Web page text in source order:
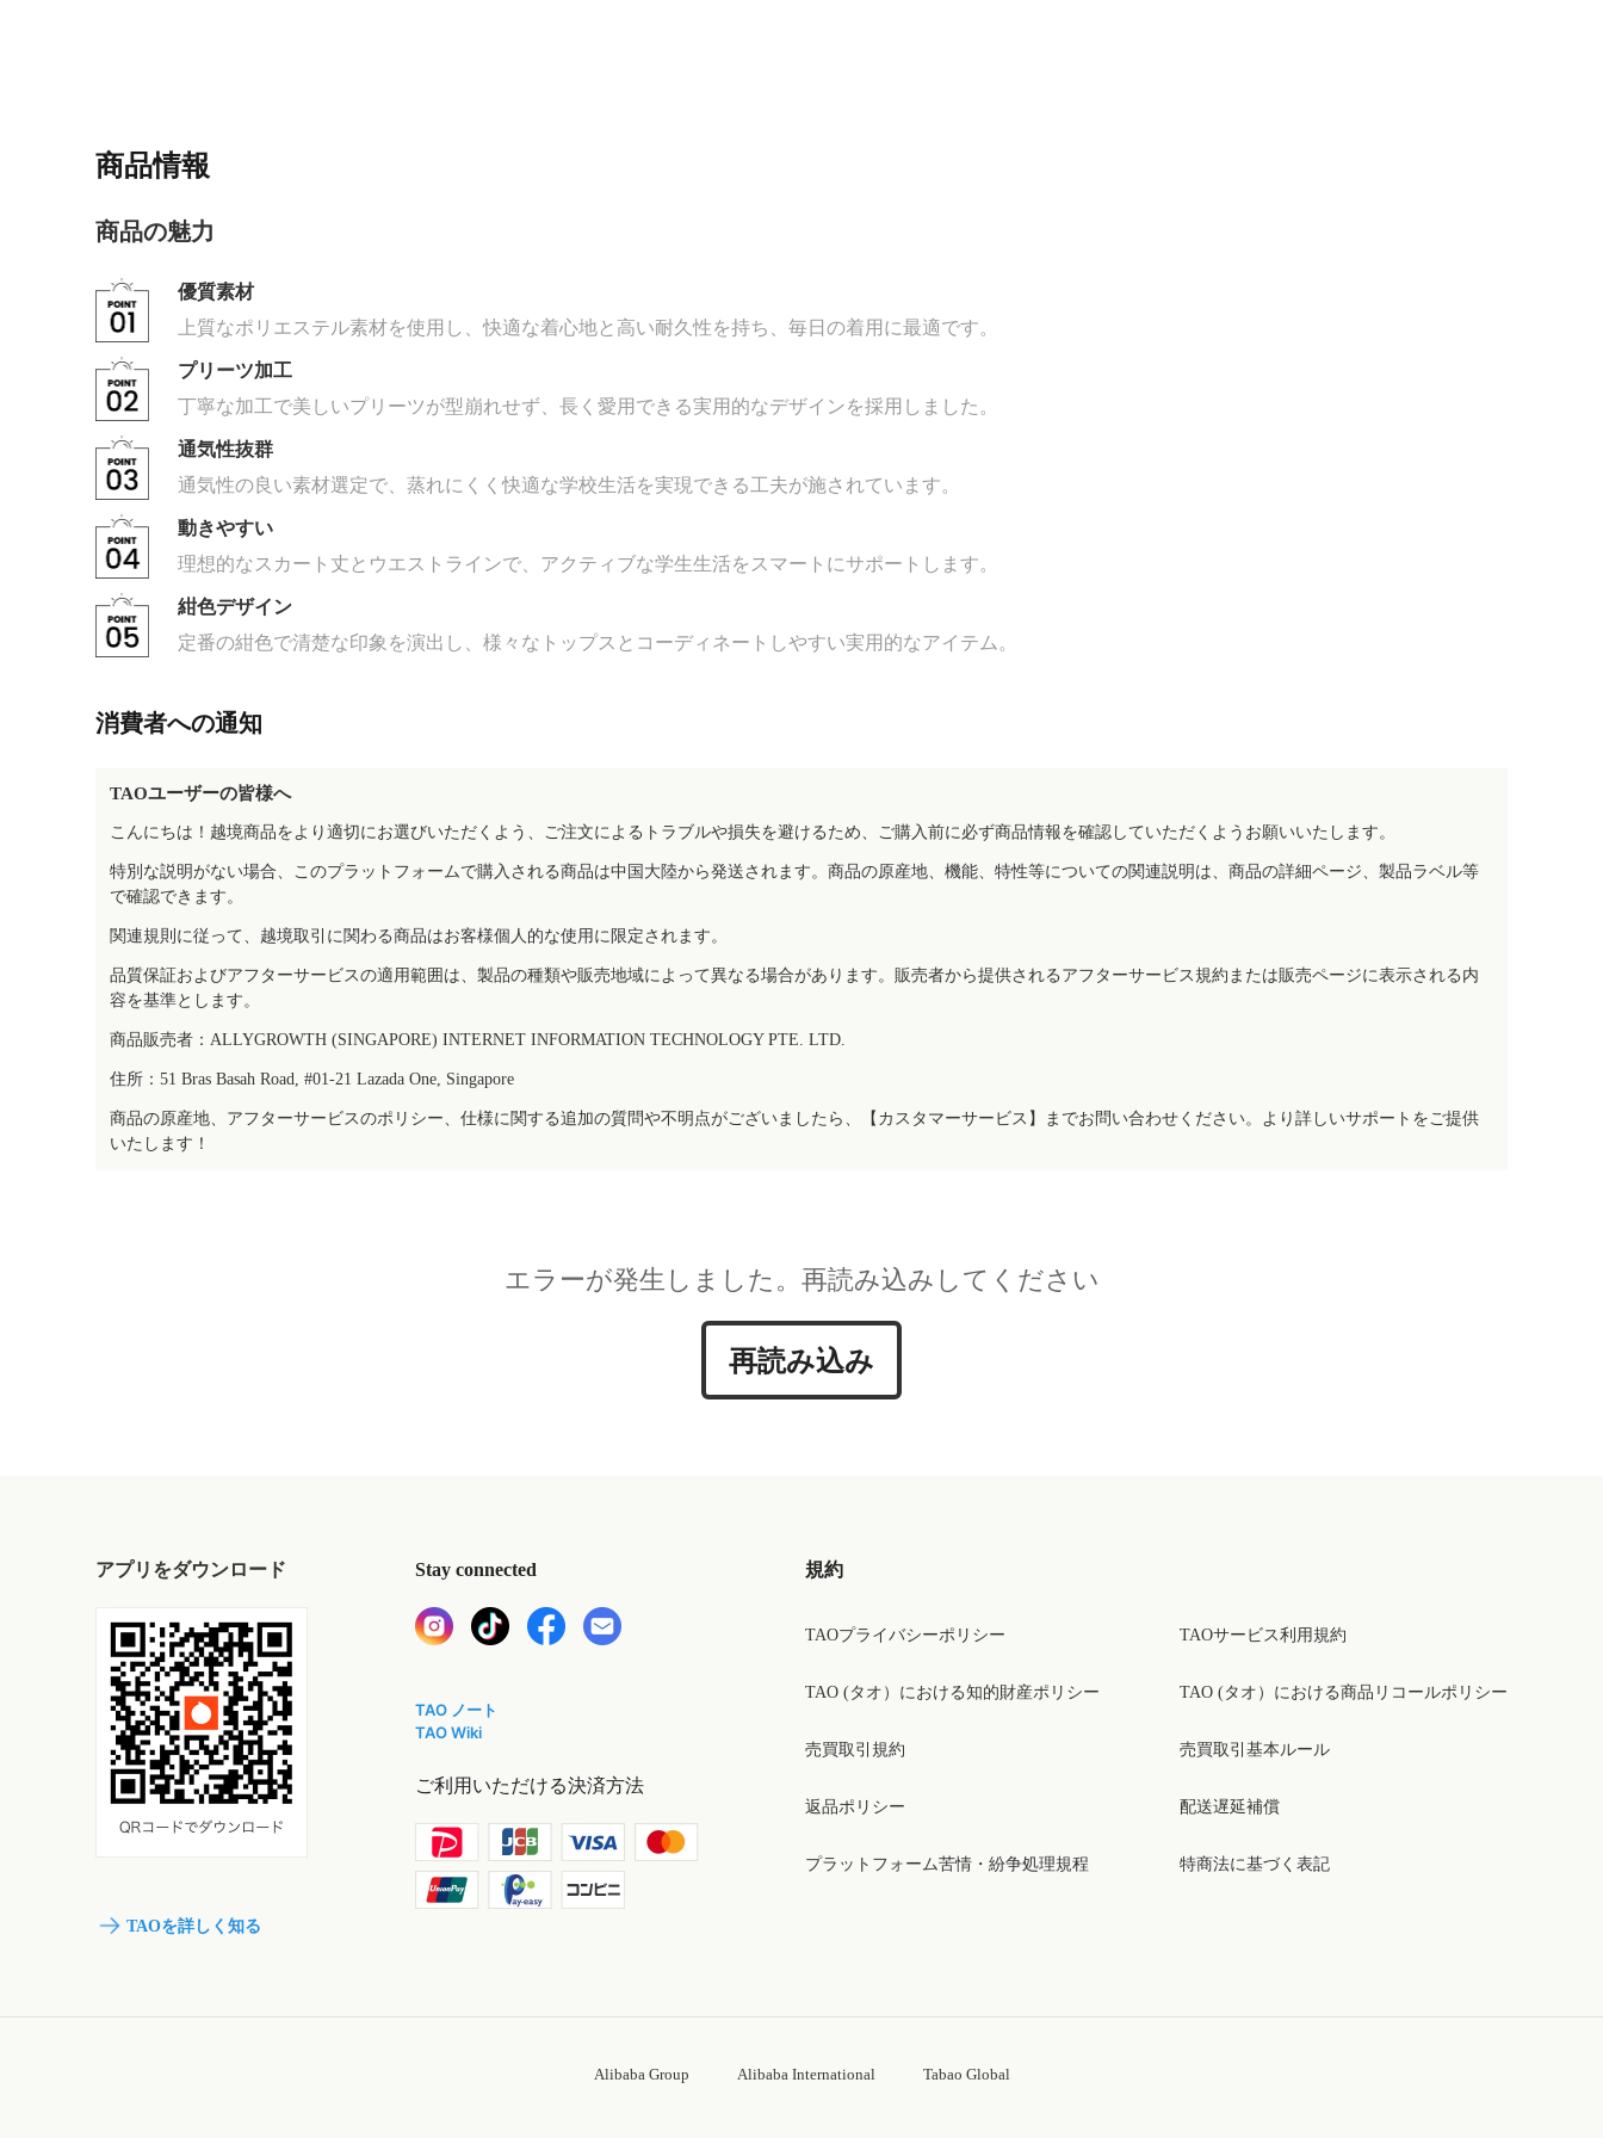
商品情報
商品の魅力
優質素材
上質なポリエステル素材を使用し、快適な着心地と高い耐久性を持ち、毎日の着用に最適です。
プリーツ加工
丁寧な加工で美しいプリーツが型崩れせず、長く愛用できる実用的なデザインを採用しました。
通気性抜群
通気性の良い素材選定で、蒸れにくく快適な学校生活を実現できる工夫が施されています。
動きやすい
理想的なスカート丈とウエストラインで、アクティブな学生生活をスマートにサポートします。
紺色デザイン
定番の紺色で清楚な印象を演出し、様々なトップスとコーディネートしやすい実用的なアイテム。
消費者への通知
TAOユーザーの皆様へ
こんにちは！越境商品をより適切にお選びいただくよう、ご注文によるトラブルや損失を避けるため、ご購入前に必ず商品情報を確認していただくようお願いいたします。
特別な説明がない場合、このプラットフォームで購入される商品は中国大陸から発送されます。商品の原産地、機能、特性等についての関連説明は、商品の詳細ページ、製品ラベル等
で確認できます。
関連規則に従って、越境取引に関わる商品はお客様個人的な使用に限定されます。
品質保証およびアフターサービスの適用範囲は、製品の種類や販売地域によって異なる場合があります。販売者から提供されるアフターサービス規約または販売ページに表示される内
容を基準とします。
商品販売者：ALLYGROWTH (SINGAPORE) INTERNET INFORMATION TECHNOLOGY PTE. LTD.
住所：51 Bras Basah Road, #01-21 Lazada One, Singapore
商品の原産地、アフターサービスのポリシー、仕様に関する追加の質問や不明点がございましたら、【カスタマーサービス】までお問い合わせください。より詳しいサポートをご提供
いたします！
エラーが発生しました。再読み込みしてください
再読み込み
アプリをダウンロード
TAOを詳しく知る
Stay connected
TAO ノート
TAO Wiki
ご利用いただける決済方法
規約
TAOプライバシーポリシー
TAO (タオ）における知的財産ポリシー
売買取引規約
返品ポリシー
プラットフォーム苦情・紛争処理規程
TAOサービス利用規約
TAO (タオ）における商品リコールポリシー
売買取引基本ルール
配送遅延補償
特商法に基づく表記
Alibaba Group Alibaba International Tabao Global